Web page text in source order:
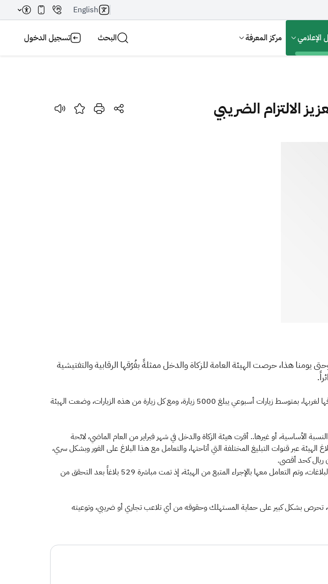
English
الإعلامي مركز المعرفة البحث تسجيل الدخول
الالتزام الضريبي
وحتى يومنا هذا، حرصت الهيئة العامة للزكاة والدخل ممثلةً بفُرُقها الرقابية والتفتيشية
ونفذت الهيئة ملايين الزيارات الميدانية التفتيشية، على مستوى المملكة من شمالها لجنوبها ومن شرقها لغربها، بمتوسط زيارات أسبوعي يبلغ 5000 زيارة، ومع كل زيارة من هذه الزيارات، وضعت الهيئة
الأساسية، أو غيرها.. أقرت هيئة الزكاة والدخل في شهر فبراير من العام الماضي، لائحة
عبر قنوات التبليغ المختلفة التي أتاحتها، والتعامل مع هذا البلاغ على الفور وبشكل سري،
وبعد عام واحد فقط من إقرار لائحة المكافآت التشجيعية، تلقى قسم الرقابة والتفتيش بالهيئة آلاف البلاغات، وتم التعامل معها بالإجراء المتبع من الهيئة، إذ تمت مباشرة 529 بلاغاً بعد التحقق من
تحرص بشكل كبير على حماية المستهلك وحقوقه من أي تلاعب تجاري أو ضريبي، وتوعيته